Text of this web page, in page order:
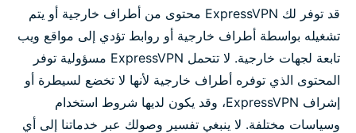
قد توفر لك ExpressVPN محتوى من أطراف خارجية أو يتم
تشغيله بواسطة أطراف خارجية أو روابط تؤدي إلى مواقع ويب
تابعة لجهات خارجية. لا تتحمل ExpressVPN مسؤولية توفر
المحتوى الذي توفره أطراف خارجية لأنها لا تخضع لسيطرة أو
إشراف ExpressVPN، وقد يكون لديها شروط استخدام
وسياسات مختلفة. لا ينبغي تفسير وصولك عبر خدماتنا إلى أي